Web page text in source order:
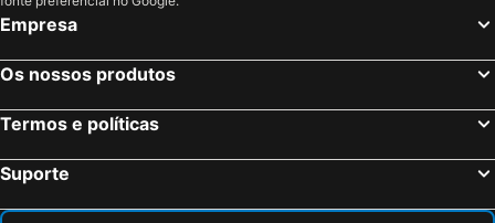
Empresa
Os nossos produtos
Termos e políticas
Suporte